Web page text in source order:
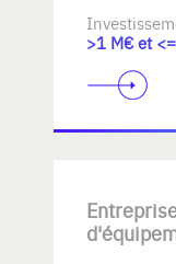
>1 M€ et